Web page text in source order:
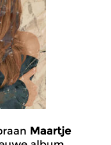
Maartje